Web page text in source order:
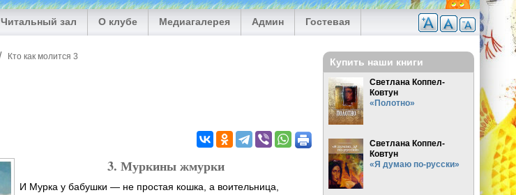
Читальный зал О клубе Медиагалерея Админ Гостевая
Кто как молится 3
3. Муркины жмурки
И Мурка у бабушки — не простая кошка, а воительница,
Купить наши книги
Светлана Коппел-
Ковтун
«Полотно»
Светлана Коппел-
Ковтун
«Я думаю по-русски»